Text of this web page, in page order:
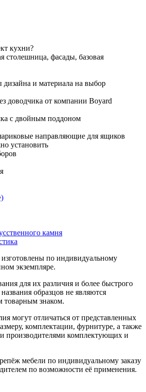
кухни?
столешница, фасады, базовая
и материала на выбор
доводчика от компании Boyard
с двойным поддоном
направляющие для ящиков
установить
камня
по индивидуальному
экземпляре.
для их различия и более быстрого
образцов не являются
товарным знаком.
могут отличаться от представленных
комплектации, фурнитуре, а также
производителями комплектующих и
мебели по индивидуальному заказу
по возможности её применения.